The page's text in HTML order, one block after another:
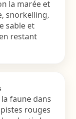
la marée et
snorkelling,
sable et
restant
faune dans
rouges